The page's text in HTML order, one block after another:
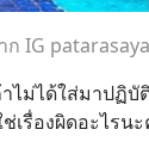
ก IG
ไม่ได้ใส่มาปฏิ
เรื่องผิดอะไร